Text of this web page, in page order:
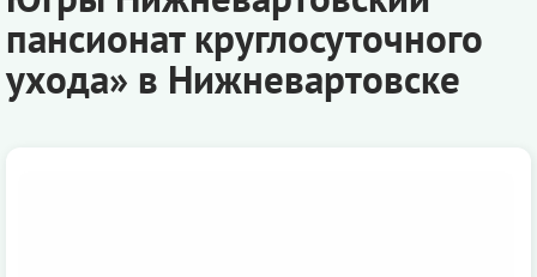
пансионат круглосуточного
ухода» в Нижневартовске